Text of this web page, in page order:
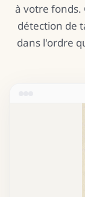
à votre fonds.
détection de
dans l'ordre